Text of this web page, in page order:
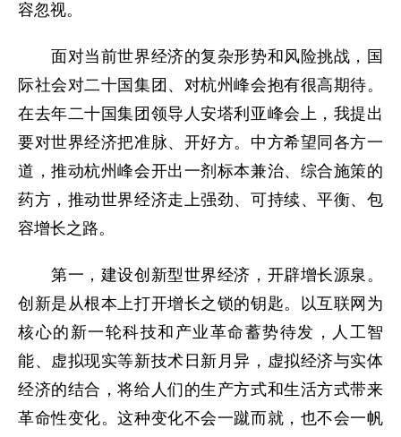
容忽视。
面对当前世界经济的复杂形势和风险挑战，国
际社会对二十国集团、对杭州峰会抱有很高期待。
在去年二十国集团领导人安塔利亚峰会上，我提出
要对世界经济把准脉、开好方。中方希望同各方一
道，推动杭州峰会开出一剂标本兼治、综合施策的
药方，推动世界经济走上强劲、可持续、平衡、包
容增长之路。
第一，建设创新型世界经济，开辟增长源泉。
创新是从根本上打开增长之锁的钥匙。以互联网为
核心的新一轮科技和产业革命蓄势待发，人工智
能、虚拟现实等新技术日新月异，虚拟经济与实体
经济的结合，将给人们的生产方式和生活方式带来
革命性变化。这种变化不会一蹴而就，也不会一帆